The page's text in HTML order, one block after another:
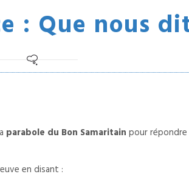
: Que nous
parabole du Bon Samaritain pour
en disant :